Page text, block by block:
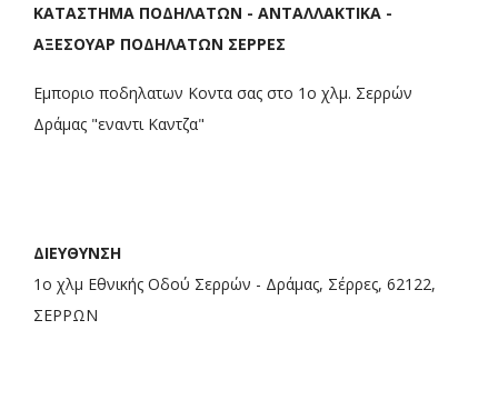
ΚΑΤΑΣΤΗΜΑ ΠΟΔΗΛΑΤΩΝ - ΑΝΤΑΛΛΑΚΤΙΚΑ -
ΑΞΕΣΟΥΑΡ ΠΟΔΗΛΑΤΩΝ ΣΕΡΡΕΣ
Εμποριο ποδηλατων Κοντα σας στο 1ο χλμ. Σερρών
Δράμας "εναντι Καντζα"
ΔΙΕΥΘΥΝΣΗ
1ο χλμ Εθνικής Οδού Σερρών - Δράμας, Σέρρες, 62122,
ΣΕΡΡΩΝ